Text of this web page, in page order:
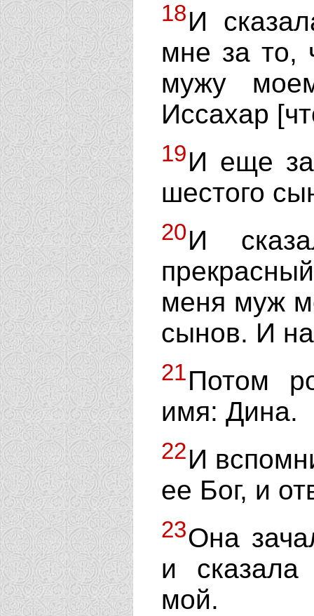
18И
мне за то,
мужу
Иссахар
19И еще
шестого
20И
меня муж
сынов. И
21Потом
имя: Дина.
22И
ее Бог, и
23Она
и
мой.